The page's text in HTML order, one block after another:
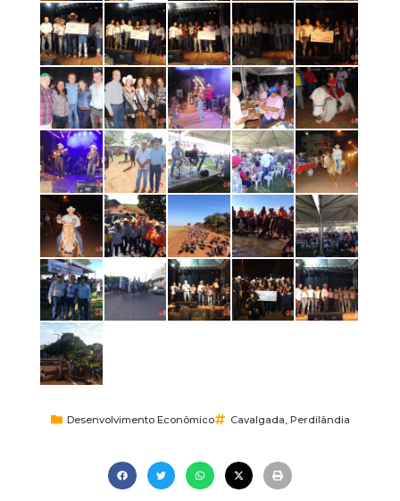
Desenvolvimento Econômico Cavalgada Perdilândia